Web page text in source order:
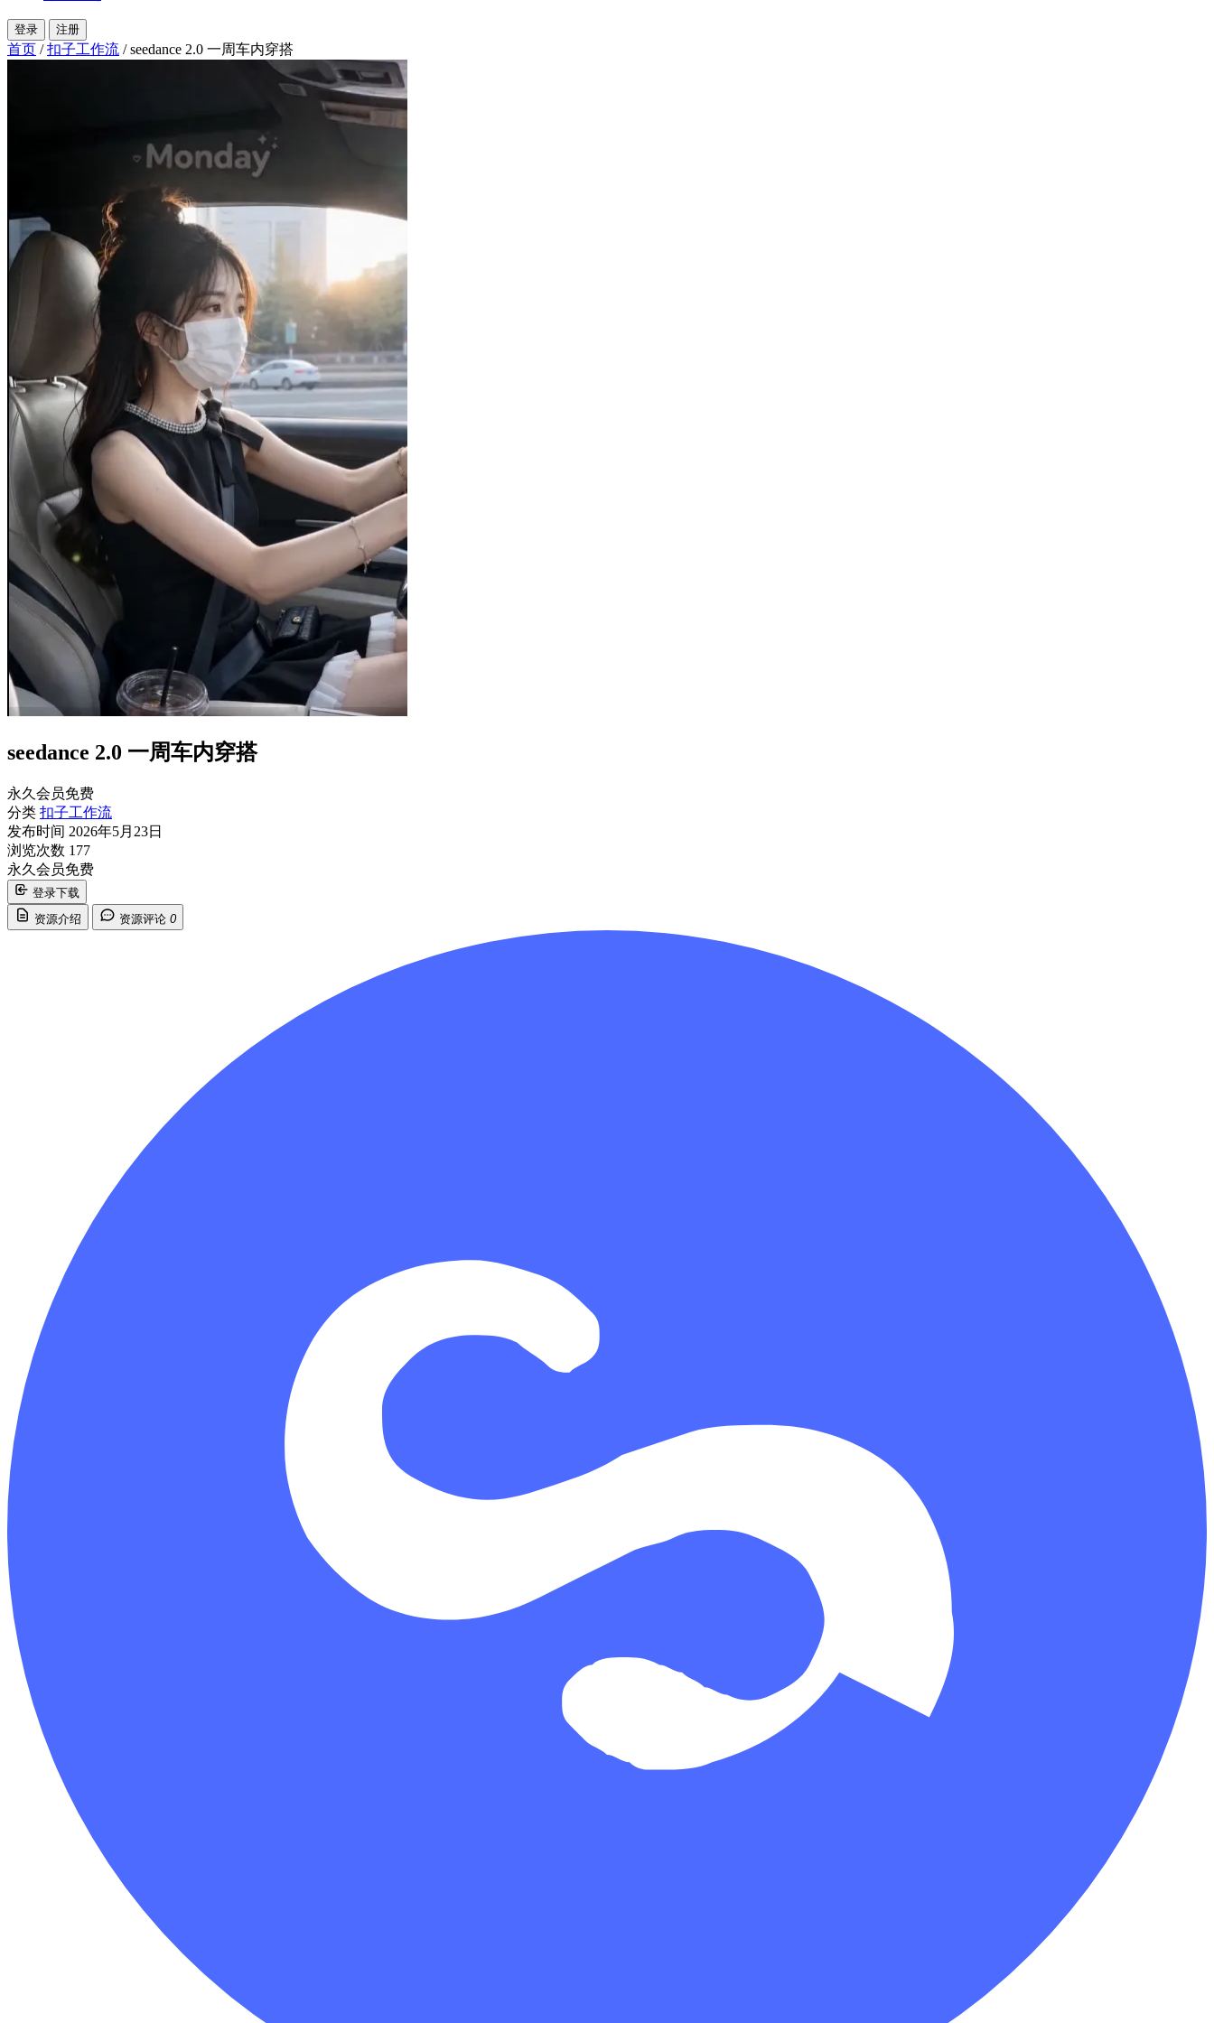
登录 注册
首页 / 扣子工作流 / seedance 2.0 一周车内穿搭
seedance 2.0 一周车内穿搭
永久会员免费
分类 扣子工作流
发布时间 2026年5月23日
浏览次数 177
永久会员免费
登录下载
资源介绍
资源评论 0